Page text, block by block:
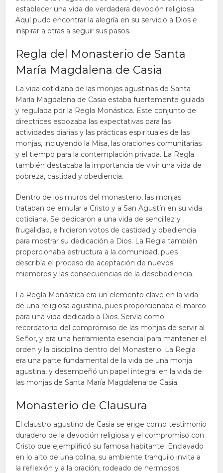
establecer una vida de verdadera devoción religiosa.
Aquí pudo encontrar la alegría en su servicio a Dios e
inspirar a otras a seguir sus pasos.
Regla del Monasterio de Santa
María Magdalena de Casia
La vida cotidiana de las monjas agustinas de Santa
María Magdalena de Casia estaba fuertemente guiada
y regulada por la Regla Monástica. Este conjunto de
directrices esbozaba las expectativas para las
actividades diarias y las prácticas espirituales de las
monjas, incluyendo la Misa, las oraciones comunitarias
y el tiempo para la contemplación privada. La Regla
también destacaba la importancia de vivir una vida de
pobreza, castidad y obediencia.
Dentro de los muros del monasterio, las monjas
trataban de emular a Cristo y a San Agustín en su vida
cotidiana. Se dedicaron a una vida de sencillez y
frugalidad, e hicieron votos de castidad y obediencia
para mostrar su dedicación a Dios. La Regla también
proporcionaba estructura a la comunidad, pues
describía el proceso de aceptación de nuevos
miembros y las consecuencias de la desobediencia.
La Regla Monástica era un elemento clave en la vida
de una religiosa agustina, pues proporcionaba el marco
para una vida dedicada a Dios. Servía como
recordatorio del compromiso de las monjas de servir al
Señor, y era una herramienta esencial para mantener el
orden y la disciplina dentro del Monasterio. La Regla
era una parte fundamental de la vida de una monja
agustina, y desempeñó un papel integral en la vida de
las monjas de Santa María Magdalena de Casia.
Monasterio de Clausura
El claustro agustino de Casia se erige como testimonio
duradero de la devoción religiosa y el compromiso con
Cristo que ejemplificó su famosa habitante. Enclavado
en lo alto de una colina, su ambiente tranquilo invita a
la reflexión y a la oración, rodeado de hermosos